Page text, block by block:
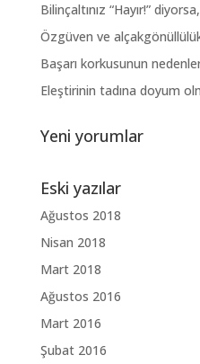
Bilinçaltınız “Hayır!”
Özgüven ve
Başarı korkusunun
Eleştirinin tadına doyum
Yeni yorumlar
Eski yazılar
Ağustos 2018
Nisan 2018
Mart 2018
Ağustos 2016
Mart 2016
Şubat 2016